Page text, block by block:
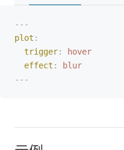
---
plot :
trigger:
hover
effect :
blur
---